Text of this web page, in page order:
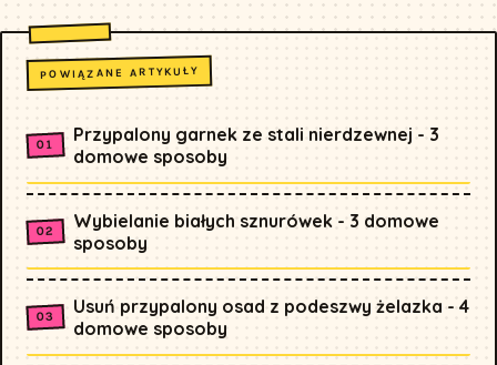
POWIĄZANE ARTYKUŁY
Przypalony garnek ze stali nierdzewnej - 3
domowe sposoby
Wybielanie białych sznurówek - 3 domowe
sposoby
Usuń przypalony osad z podeszwy żelazka - 4
domowe sposoby